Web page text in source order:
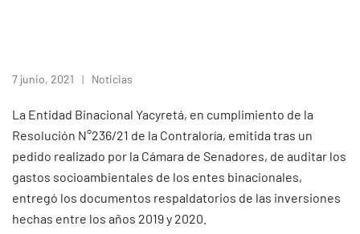
7 junio, 2021 Noticias
La Entidad Binacional Yacyretá, en cumplimiento de la
Resolución N°236/21 de la Contraloría, emitida tras un
pedido realizado por la Cámara de Senadores, de auditar los
gastos socioambientales de los entes binacionales,
entregó los documentos respaldatorios de las inversiones
hechas entre los años 2019 y 2020.